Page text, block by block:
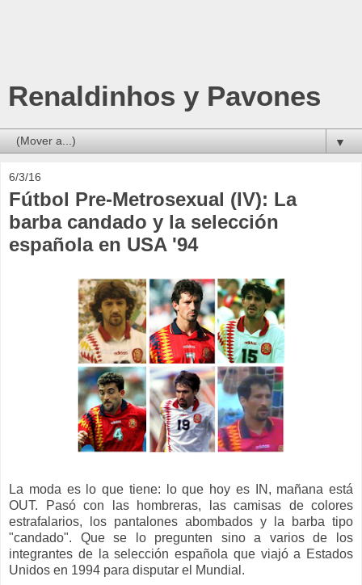
Renaldinhos y Pavones
▼
6/3/16
Fútbol Pre-Metrosexual (IV): La
barba candado y la selección
española en USA '94
La moda es lo que tiene: lo que hoy es IN, mañana está
OUT. Pasó con las hombreras, las camisas de colores
estrafalarios, los pantalones abombados y la barba tipo
"candado". Que se lo pregunten sino a varios de los
integrantes de la selección española que viajó a Estados
Unidos en 1994 para disputar el Mundial.